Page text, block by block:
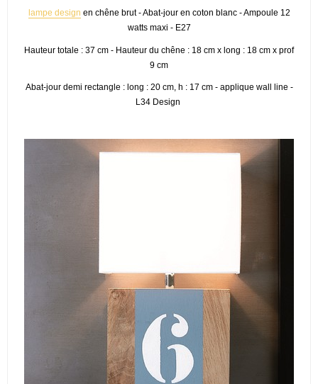
lampe design en chêne brut - Abat-jour en coton blanc - Ampoule 12
watts maxi - E27
Hauteur totale : 37 cm - Hauteur du chêne : 18 cm x long : 18 cm x prof
9 cm
Abat-jour demi rectangle : long : 20 cm, h : 17 cm - applique wall line -
L34 Design